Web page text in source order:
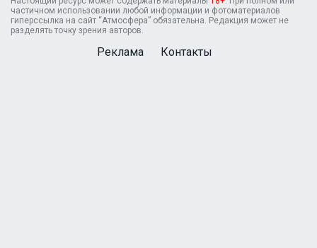
частичном использовании любой информации и фотоматериалов
гиперссылка на сайт “Атмосфера” обязательна. Редакция может не
разделять точку зрения авторов.
Реклама Контакты